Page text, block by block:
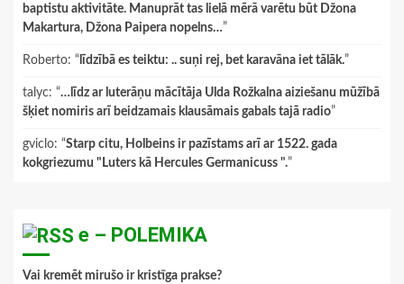
baptistu aktivitāte. Manuprāt tas lielā mērā varētu būt Džona
Makartura, Džona Paipera nopelns…”
Roberto: “ līdzībā es teiktu: .. suņi rej, bet karavāna iet tālāk.”
talyc: “…līdz ar luterāņu mācītāja Ulda Rožkalna aiziešanu mūžībā
šķiet nomiris arī beidzamais klausāmais gabals tajā radio”
gviclo: “Starp citu, Holbeins ir pazīstams arī ar 1522. gada
kokgriezumu "Luters kā Hercules Germanicuss ".”
e – POLEMIKA
Vai kremēt mirušo ir kristīga prakse?